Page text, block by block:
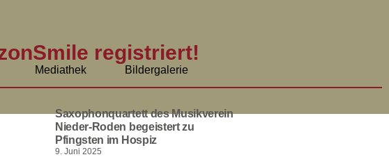
Mediathek Bildergalerie
registriert!
Saxophonquartett des Musikverein
Nieder-Roden begeistert zu
Pfingsten im Hospiz
9. Juni 2025